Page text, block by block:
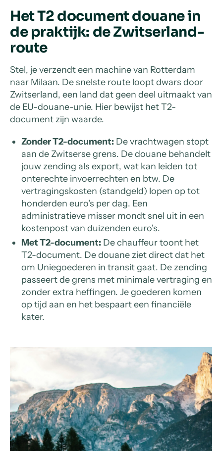
Het T2 document douane in
de praktijk: de Zwitserland-
route
Stel, je verzendt een machine van Rotterdam
naar Milaan. De snelste route loopt dwars door
Zwitserland, een land dat geen deel uitmaakt van
de EU-douane-unie. Hier bewijst het T2-
document zijn waarde.
Zonder T2-document: De vrachtwagen stopt
aan de Zwitserse grens. De douane behandelt
jouw zending als export, wat kan leiden tot
onterechte invoerrechten en btw. De
vertragingskosten (standgeld) lopen op tot
honderden euro's per dag. Een
administratieve misser mondt snel uit in een
kostenpost van duizenden euro's.
Met T2-document: De chauffeur toont het
T2-document. De douane ziet direct dat het
om Uniegoederen in transit gaat. De zending
passeert de grens met minimale vertraging en
zonder extra heffingen. Je goederen komen
op tijd aan en het bespaart een financiële
kater.